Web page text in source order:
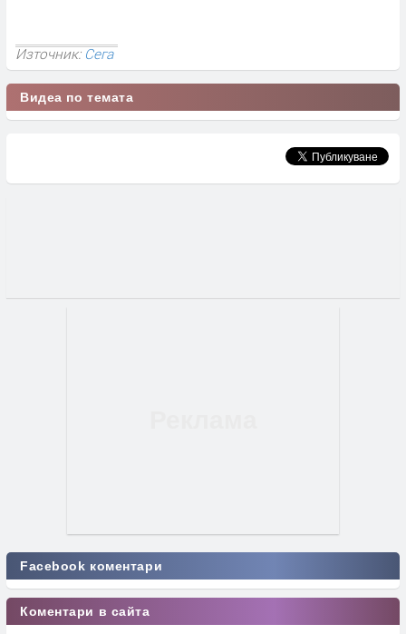
Източник:Сега
Видеа по темата
Facebook коментари
Коментари в сайта